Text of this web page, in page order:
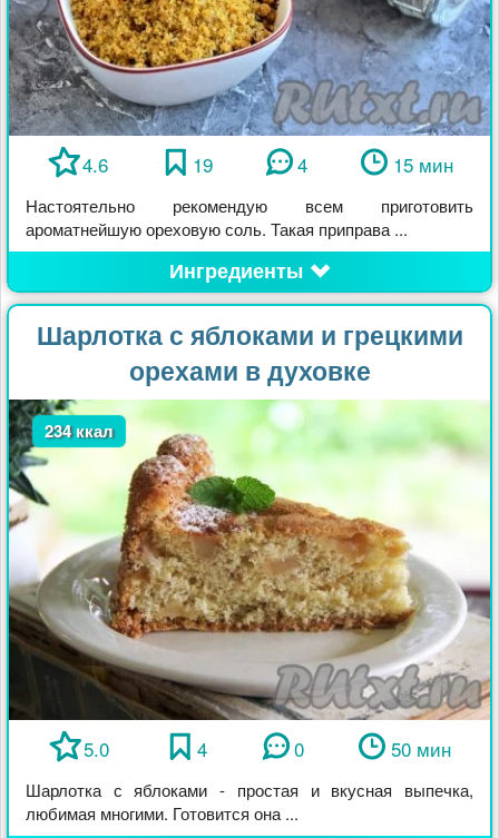
4.6 19 4 15 мин
Настоятельно рекомендую всем приготовить
ароматнейшую ореховую соль. Такая приправа ...
Ингредиенты
Шарлотка с яблоками и грецкими
орехами в духовке
234 ккал
5.0 4 0 50 мин
Шарлотка с яблоками - простая и вкусная выпечка,
любимая многими. Готовится она ...